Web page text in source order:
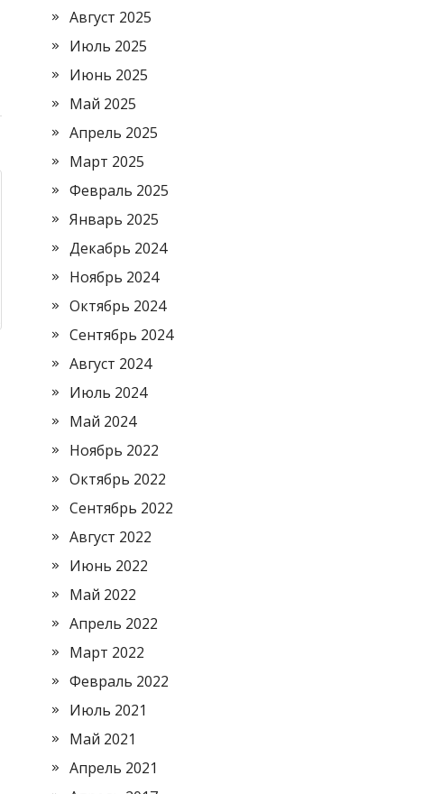
Август 2025
Июль 2025
Июнь 2025
Май 2025
Апрель 2025
Март 2025
Февраль 2025
Январь 2025
Декабрь 2024
Ноябрь 2024
Октябрь 2024
Сентябрь 2024
Август 2024
Июль 2024
Май 2024
Ноябрь 2022
Октябрь 2022
Сентябрь 2022
Август 2022
Июнь 2022
Май 2022
Апрель 2022
Март 2022
Февраль 2022
Июль 2021
Май 2021
Апрель 2021